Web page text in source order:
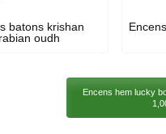
batons krishan
oudh
Encens hem lucky